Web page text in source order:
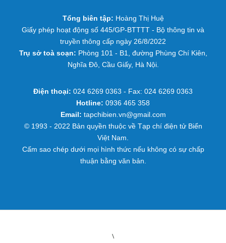
Tổng biên tập: Hoàng Thị Huệ
Giấy phép hoạt động số 445/GP-BTTTT - Bộ thông tin và
truyền thông cấp ngày 26/8/2022
Trụ sở toà soạn: Phòng 101 - B1, đường Phùng Chí Kiên,
Nghĩa Đô, Cầu Giấy, Hà Nội.
Điện thoại: 024 6269 0363 - Fax: 024 6269 0363
Hotline: 0936 465 358
Email: tapchibien.vn@gmail.com
© 1993 - 2022 Bản quyền thuộc về Tạp chí điện tử Biển
Việt Nam.
Cấm sao chép dưới mọi hình thức nếu không có sự chấp
thuận bằng văn bản.
\